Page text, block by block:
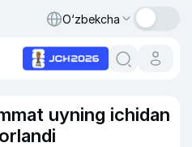
O‘zbekcha
uyning ichidan